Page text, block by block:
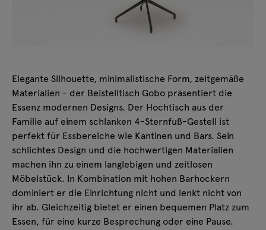
Elegante Silhouette, minimalistische Form, zeitgemäße
Materialien - der Beistelltisch Gobo präsentiert die
Essenz modernen Designs. Der Hochtisch aus der
Familie auf einem schlanken 4-Sternfuß-Gestell ist
perfekt für Essbereiche wie Kantinen und Bars. Sein
schlichtes Design und die hochwertigen Materialien
machen ihn zu einem langlebigen und zeitlosen
Möbelstück. In Kombination mit hohen Barhockern
dominiert er die Einrichtung nicht und lenkt nicht von
ihr ab. Gleichzeitig bietet er einen bequemen Platz zum
Essen, für eine kurze Besprechung oder eine Pause.